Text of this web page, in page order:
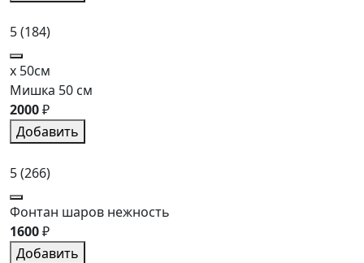
5(184)
x 50см
Мишка 50 см
2000₽
Добавить
5(266)
Фонтан шаров нежность
1600₽
Добавить